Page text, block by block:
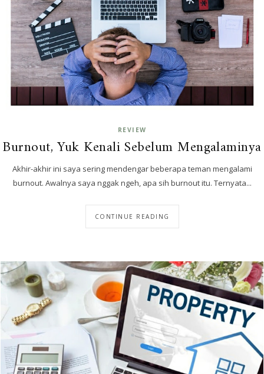
REVIEW
Burnout, Yuk Kenali Sebelum Mengalaminya
Akhir-akhir ini saya sering mendengar beberapa teman mengalami
burnout. Awalnya saya nggak ngeh, apa sih burnout itu. Ternyata...
CONTINUE READING